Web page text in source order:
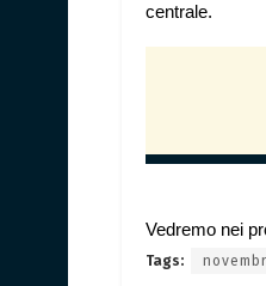
centrale.
Vedremo nei
Tags: